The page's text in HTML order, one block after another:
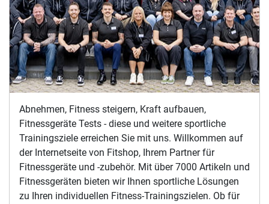
Abnehmen, Fitness steigern, Kraft aufbauen,
Fitnessgeräte Tests - diese und weitere sportliche
Trainingsziele erreichen Sie mit uns. Willkommen auf
der Internetseite von Fitshop, Ihrem Partner für
Fitnessgeräte und -zubehör. Mit über 7000 Artikeln und
Fitnessgeräten bieten wir Ihnen sportliche Lösungen
zu Ihren individuellen Fitness-Trainingszielen. Ob für